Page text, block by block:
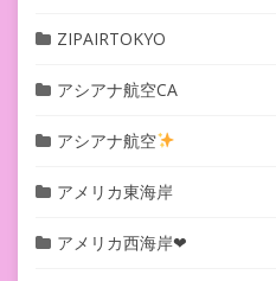
ZIPAIRTOKYO
アシアナ航空CA
アシアナ航空
アメリカ東海岸
アメリカ西海岸❤︎